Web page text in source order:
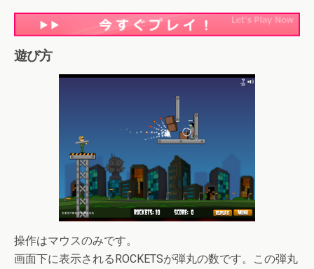
遊び方
操作はマウスのみです。
画面下に表示されるROCKETSが弾丸の数です。この弾丸